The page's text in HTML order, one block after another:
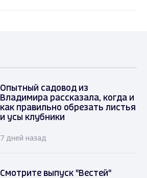
Опытный садовод из
Владимира рассказала, когда и
как правильно обрезать листья
и усы клубники
7 дней назад
Смотрите выпуск "Вестей"